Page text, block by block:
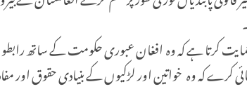
کرتا ہے کہ وہ افغان عبوری حکومت کے ساتھ
کرے کہ وہ خواتین اور لڑکیوں کے بنیادی حقوق